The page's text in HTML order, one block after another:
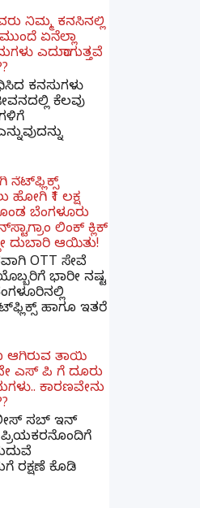
ನಿಮ್ಮ ಕನಸಿನಲ್ಲಿ
ಏನೆಲ್ಲಾ
ಎದುರಾಗುತ್ತವೆ
ಕನಸುಗಳು
ಕೆಲವು
ನೆಟ್‌ಫ್ಲಿಕ್ಸ್
ಹೋಗಿ ₹1 ಲಕ್ಷ
ಬೆಂಗಳೂರು
ಲಿಂಕ್ ಕ್ಲಿಕ್
ದುಬಾರಿ ಆಯಿತು!
OTT ಸೇವೆ
ಭಾರೀ ನಷ್ಟ
ಹಾಗೂ ಇತರೆ
ತಾಯಿ
ಎಸ್ ಪಿ ಗೆ ದೂರು
ಕಾರಣವೇನು
ಸಬ್ ​ಇನ್​
ಪ್ರಿಯಕರನೊಂದಿಗೆ
ರಕ್ಷಣೆ ಕೊಡಿ